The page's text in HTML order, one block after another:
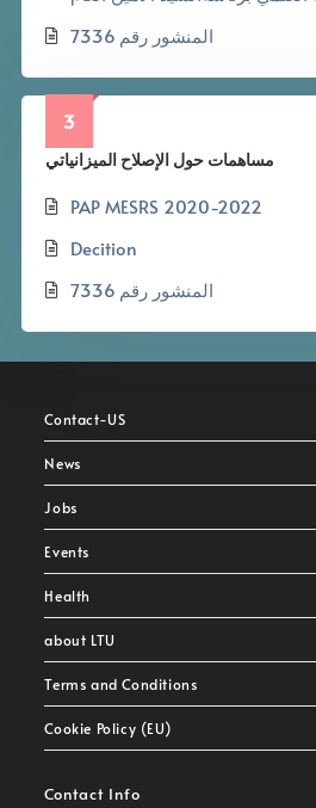
المنشور رقم 7336
3
مساهمات حول الإصلاح الميزانياتي
PAP MESRS 2020-2022
Decition
المنشور رقم 7336
Contact-US
News
Jobs
Events
Health
about LTU
Terms and Conditions
Cookie Policy (EU)
Contact Info